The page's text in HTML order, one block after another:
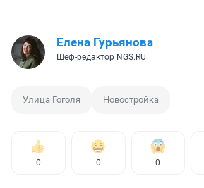
Елена Гурьянова
Шеф-редактор NGS.RU
Улица Гоголя Новостройка
0 0 0